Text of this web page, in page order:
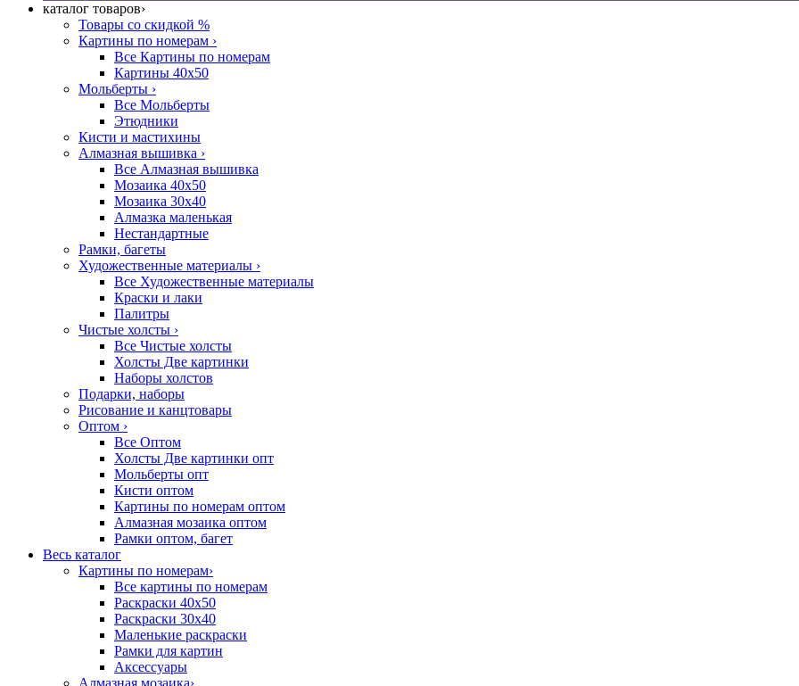
каталог товаров›
Товары со скидкой %
Картины по номерам ›
Все Картины по номерам
Картины 40x50
Мольберты ›
Все Мольберты
Этюдники
Кисти и мастихины
Алмазная вышивка ›
Все Алмазная вышивка
Мозаика 40x50
Мозаика 30x40
Алмазка маленькая
Нестандартные
Рамки, багеты
Художественные материалы ›
Все Художественные материалы
Краски и лаки
Палитры
Чистые холсты ›
Все Чистые холсты
Холсты Две картинки
Наборы холстов
Подарки, наборы
Рисование и канцтовары
Оптом ›
Все Оптом
Холсты Две картинки опт
Мольберты опт
Кисти оптом
Картины по номерам оптом
Алмазная мозаика оптом
Рамки оптом, багет
Весь каталог
Картины по номерам›
Все картины по номерам
Раскраски 40х50
Раскраски 30х40
Маленькие раскраски
Рамки для картин
Аксессуары
Алмазная мозаика›